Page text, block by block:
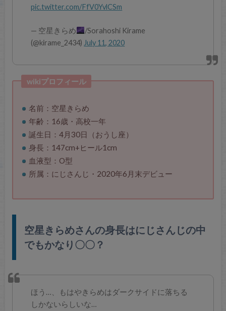
pic.twitter.com/FfV0YvlCSm
— 空星きらめ
/Sorahoshi Kirame
(@kirame_2434) July 11, 2020
wikiプロフィール
名前：空星きらめ
年齢：16歳・高校一年
誕生日：4月30日（おうし座）
身長：147cm+ヒール1cm
血液型：O型
所属：にじさんじ・2020年6月末デビュー
空星きらめさんの身長はにじさんじの中
でもかなり〇〇？
ほう…、もはやきらめはダークサイドに落ちる
しかないらしいな…